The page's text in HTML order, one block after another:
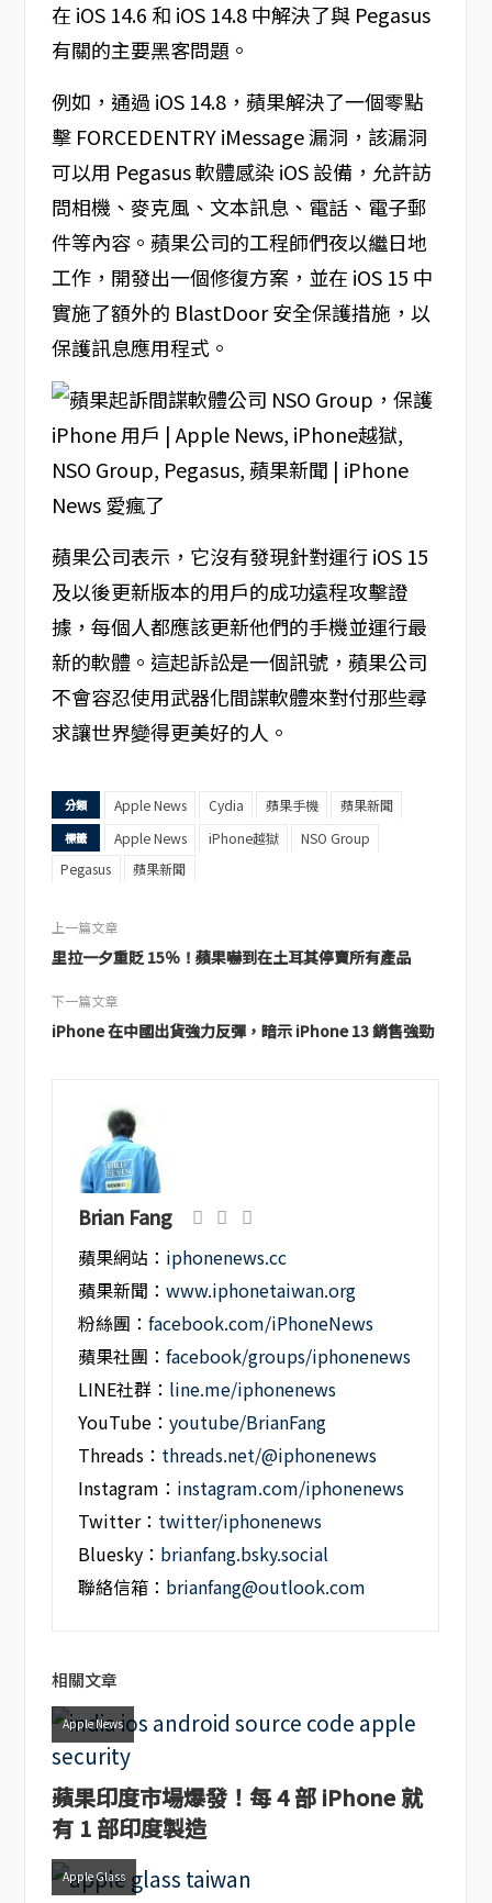
在 iOS 14.6 和 iOS 14.8 中解決了與 Pegasus
有關的主要黑客問題。
例如，通過 iOS 14.8，蘋果解決了一個零點
擊 FORCEDENTRY iMessage 漏洞，該漏洞
可以用 Pegasus 軟體感染 iOS 設備，允許訪
問相機、麥克風、文本訊息、電話、電子郵
件等內容。蘋果公司的工程師們夜以繼日地
工作，開發出一個修復方案，並在 iOS 15 中
實施了額外的 BlastDoor 安全保護措施，以
保護訊息應用程式。
蘋果公司表示，它沒有發現針對運行 iOS 15
及以後更新版本的用戶的成功遠程攻擊證
據，每個人都應該更新他們的手機並運行最
新的軟體。這起訴訟是一個訊號，蘋果公司
不會容忍使用武器化間諜軟體來對付那些尋
求讓世界變得更美好的人。
分類 Apple News Cydia 蘋果手機 蘋果新聞
標籤 Apple News iPhone越獄
NSO Group
Pegasus
蘋果新聞
上一篇文章
里拉一夕重貶 15％！蘋果嚇到在土耳其停賣所有產品
下一篇文章
iPhone 在中國出貨強力反彈，暗示 iPhone 13 銷售強勁
Brian Fang
蘋果網站： iphonenews.cc
蘋果新聞：www.iphonetaiwan.org
粉絲團：facebook.com/iPhoneNews
蘋果社團：facebook/groups/iphonenews
LINE社群： line.me/iphonenews
YouTube：youtube/BrianFang
Threads： threads.net/@iphonenews
Instagram： instagram.com/iphonenews
Twitter： twitter/iphonenews
Bluesky： brianfang.bsky.social
聯絡信箱： brianfang@outlook.com
相關文章
Apple News
蘋果印度市場爆發！每 4 部 iPhone 就
有 1 部印度製造
Apple Glass